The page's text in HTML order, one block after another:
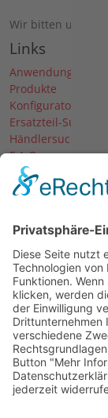
Wir bitten um
Links
Anwendungen
Produkte
Konfigurator
Ersatzteil-Suche
Händlersuche
F.A.Q.
Downloads
Forum
Über uns
News
Termine & Messen
Karriere
Historie